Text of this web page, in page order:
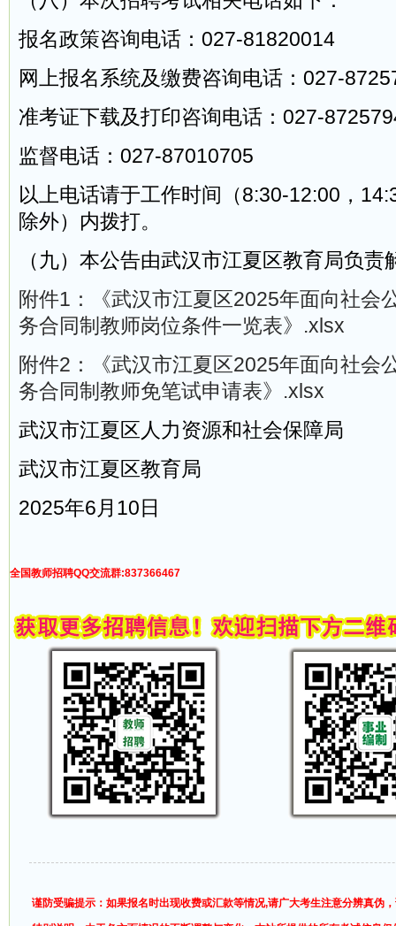
报名政策咨询电话：027-81820014
网上报名系统及缴费咨询电话：027-
准考证下载及打印咨询电话：027-
监督电话：027-87010705
以上电话请于工作时间（8:30-12:00，
除外）内拨打。
（九）本公告由武汉市江夏区教育局负责
附件1：《武汉市江夏区2025年面向社会
务合同制教师岗位条件一览表》.xlsx
附件2：《武汉市江夏区2025年面向社会
务合同制教师免笔试申请表》.xlsx
武汉市江夏区人力资源和社会保障局
武汉市江夏区教育局
2025年6月10日
全国教师招聘QQ交流群:837366467
谨防受骗提示：如果报名时出现收费或汇款等情况,请广大考生注意分辨真伪